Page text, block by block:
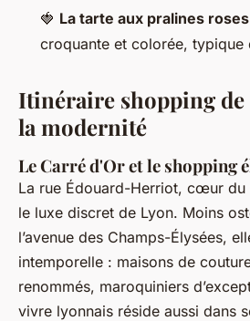
🍓 La tarte aux pralines roses
croquante et colorée, typique
Itinéraire shopping de
la modernité
Le Carré d'Or et le shopping
La rue Édouard-Herriot, cœur du
le luxe discret de Lyon. Moins
l’avenue des Champs-Élysées,
intemporelle : maisons de
renommés, maroquiniers
vivre lyonnais réside aussi dans